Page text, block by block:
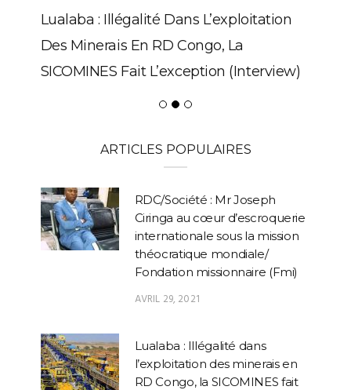
Lualaba : Illégalité Dans L’exploitation
Des Minerais En RD Congo, La
SICOMINES Fait L’exception (Interview)
ARTICLES POPULAIRES
RDC/Société : Mr Joseph
Ciringa au cœur d’escroquerie
internationale sous la mission
théocratique mondiale/
Fondation missionnaire (Fmi)
AVRIL 29, 2021
Lualaba : Illégalité dans
l’exploitation des minerais en
RD Congo, la SICOMINES fait